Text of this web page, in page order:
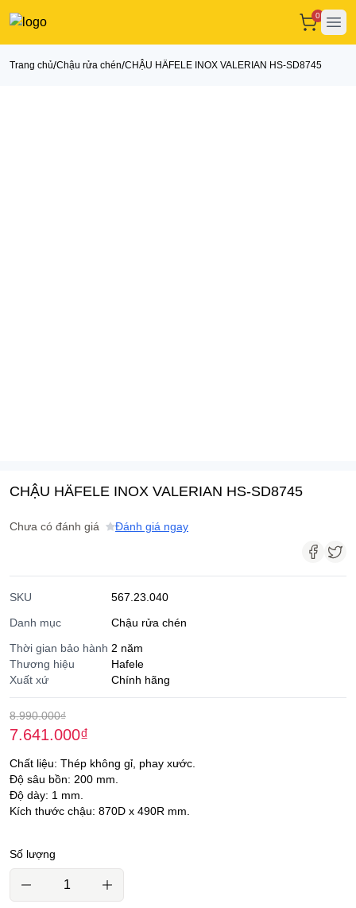
0
Trang chủ/Chậu rửa chén/CHẬU HÄFELE INOX VALERIAN HS-SD8745
CHẬU HÄFELE INOX VALERIAN HS-SD8745
Chưa có đánh giá Đánh giá ngay
SKU
567.23.040
Danh mục
Chậu rửa chén
Thời gian bảo hành 2 năm
Thương hiệu
Hafele
Xuất xứ
Chính hãng
8.990.000₫
7.641.000₫
Chất liệu: Thép không gỉ, phay xước.
Độ sâu bồn: 200 mm.
Độ dày: 1 mm.
Kích thước chậu: 870D x 490R mm.
Số lượng